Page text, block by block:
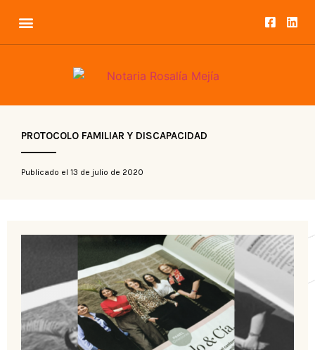
PROTOCOLO FAMILIAR Y DISCAPACIDAD
Publicado el 13 de julio de 2020